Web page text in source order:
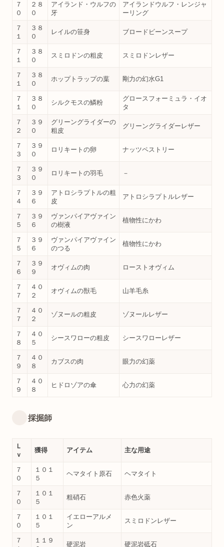
７
０
２８
０
アイランド・ウルフの
牙
アイランドウルフ・レンジャ
ーリング
７
１
３８
０
レイルの笹身 ブロードビーンスープ
７
１
３８
０
スミロドンの粗皮 スミロドンレザー
７
１
３８
０
ホップトラップの葉 剛力の幻水G1
７
１
３８
０
シルクモスの鱗粉
グロースフォーミュラ・イオ
タ
７
２
３９
０
グリーングライダーの
粗皮
グリーングライダーレザー
７
３
３９
０
ロリキートの卵 ナッツペストリー
７
３
３９
０
ロリキートの羽毛 －
７
４
３９
６
アトロシラプトルの粗
皮
アトロシラプトルレザー
７
５
３９
６
ヴァンパイアヴァイン
の樹液
植物性にかわ
７
５
３９
６
ヴァンパイアヴァイン
のつる
植物性にかわ
７
６
３９
９
オヴィムの肉 ローストオヴィム
７
７
４０
２
オヴィムの獣毛 山羊毛糸
７
７
４０
２
ゾヌールの粗皮 ゾヌールレザー
７
８
４０
５
シースワローの粗皮 シースワローレザー
７
９
４０
８
カブスの肉 眼力の幻薬
７
９
４０
８
ヒドロゾアの傘 心力の幻薬
採掘師
Ｌ
ｖ
獲得 アイテム 主な用途
７
０
１０１
５
ヘマタイト原石 ヘマタイト
７
０
１０１
５
粗硝石 赤色火薬
７
０
１０１
５
イエローアルメ
ン
スミロドンレザー
７
１１９
硬泥岩 硬泥岩砥石